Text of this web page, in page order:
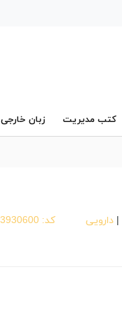
کتب مدیریت زبان خارجی
| دارویی کد: